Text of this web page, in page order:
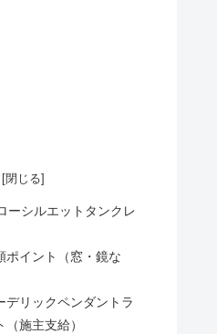
ーシルエットタンクレ
ポイント（窓・鏡な
デリックペンダントラ
施主支給）